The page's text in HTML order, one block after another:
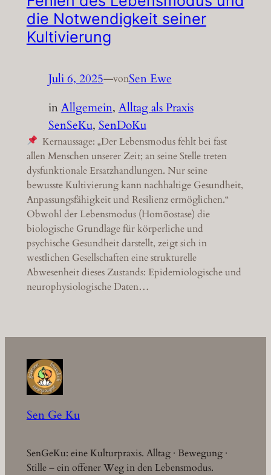
die Notwendigkeit seiner
Kultivierung
Juli 6, 2025—vonSen Ewe
inAllgemein, Alltag als Praxis
SenSeKu, SenDoKu
Kernaussage: „Der Lebensmodus fehlt bei fast
allen Menschen unserer Zeit; an seine Stelle treten
dysfunktionale Ersatzhandlungen. Nur seine
bewusste Kultivierung kann nachhaltige Gesundheit,
Anpassungsfähigkeit und Resilienz ermöglichen.“
Obwohl der Lebensmodus (Homöostase) die
biologische Grundlage für körperliche und
psychische Gesundheit darstellt, zeigt sich in
westlichen Gesellschaften eine strukturelle
Abwesenheit dieses Zustands: Epidemiologische und
neurophysiologische Daten…
Sen Ge Ku
SenGeKu: eine Kulturpraxis. Alltag · Bewegung ·
Stille – ein offener Weg in den Lebensmodus.